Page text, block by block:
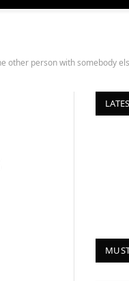
person with somebody